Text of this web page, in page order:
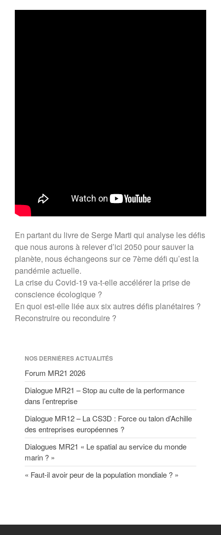
Dialogue MR21 – Stop au culte
En partant du livre de Serge Marti qui analyse les défis
que nous aurons à relever d’ici 2050 pour sauver la
planète, nous échangeons sur ce 7ème défi qu’est la
pandémie actuelle.
La crise du Covid-19 va-t-elle accélérer la prise de
conscience écologique ?
En quoi est-elle liée aux six autres défis planétaires ?
Reconstruire ou reconduire ?
NOS DERNIÈRES ACTUALITÉS
Forum MR21 2026
Dialogue MR21 – Stop au culte de la performance
dans l’entreprise
Dialogue MR12 – La CS3D : Force ou talon d’Achille
des entreprises européennes ?
Dialogues MR21 « Le spatial au service du monde
marin ? »
« Faut-il avoir peur de la population mondiale ? »